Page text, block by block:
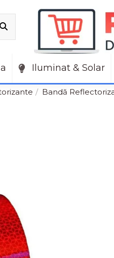
Iluminat & Solar
Bandă